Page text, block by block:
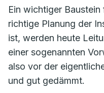
Ein wichtiger
richtige Planung der
ist, werden heute
einer sogenannten
also vor der
und gut gedämmt.